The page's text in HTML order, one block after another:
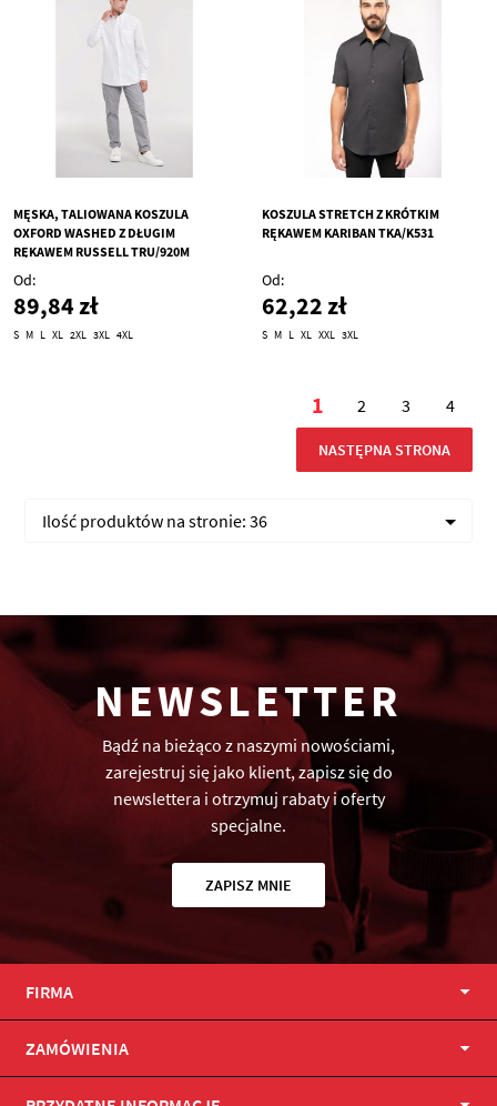
MĘSKA, TALIOWANA KOSZULA
OXFORD WASHED Z DŁUGIM
RĘKAWEM RUSSELL TRU/920M
Od
89,84 zł
S M L XL 2XL 3XL 4XL
KOSZULA STRETCH Z KRÓTKIM
RĘKAWEM KARIBAN TKA/K531
Od
62,22 zł
S M L XL XXL 3XL
Aktualnie czytasz
1 Strona
2 Strona
3 4
STRONA
NASTĘPNA STRONA
Ilość produktów na stronie: 36
NEWSLETTER
Bądź na bieżąco z naszymi nowościami,
zarejestruj się jako klient, zapisz się do
newslettera i otrzymuj rabaty i oferty
specjalne.
ZAPISZ MNIE
FIRMA
ZAMÓWIENIA